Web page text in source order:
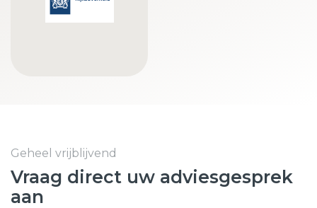
Geheel vrijblijvend
Vraag direct uw adviesgesprek
aan